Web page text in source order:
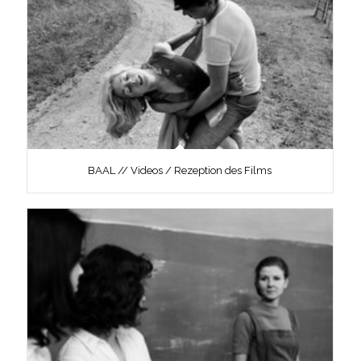
BAAL // Videos / Rezeption des Films